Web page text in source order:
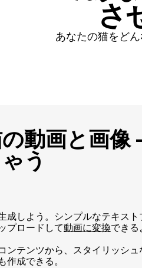
さ
あなたの猫をど
動画と画像
う
成しよう。シンプルなテキスト
プロードして動画に変換できる
ンテンツから、スタイリッシュ
作成できる。